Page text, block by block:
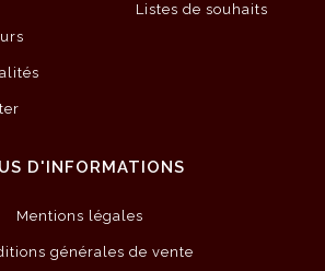
Listes de souhaits
D'INFORMATIONS
Mentions légales
générales de vente